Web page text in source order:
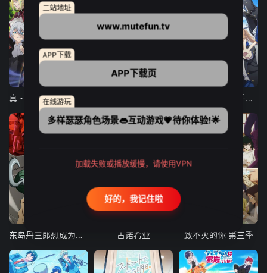
12集全
弹珠汽水瓶里的千岁同学
东岛丹三郎想成为假面骑士
更新至21集
古诺希亚 致不灭的你 第三季
二站地址
www.mutefun.tv
APP下载
APP下载页
在线游玩
多样瑟瑟角色场景👄互动游戏💗待你体验!🌟
加载失败或播放缓慢，请使用VPN
好的，我记住啦